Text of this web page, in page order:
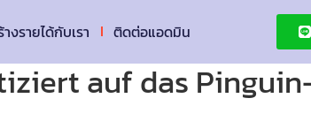
งรายได้กับเรา ติดต่อแอดมิน
auf das